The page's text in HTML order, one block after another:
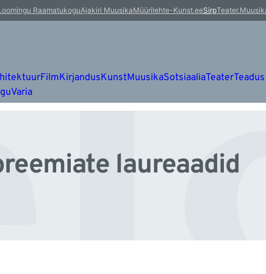
RaamatukoguAjakiri MuusikaMüürilehte-Kunst.eeSirp
FilmKirjandusKunstMuusikaSotsiaaliaTeaterTeadus
Varia
laureaadid